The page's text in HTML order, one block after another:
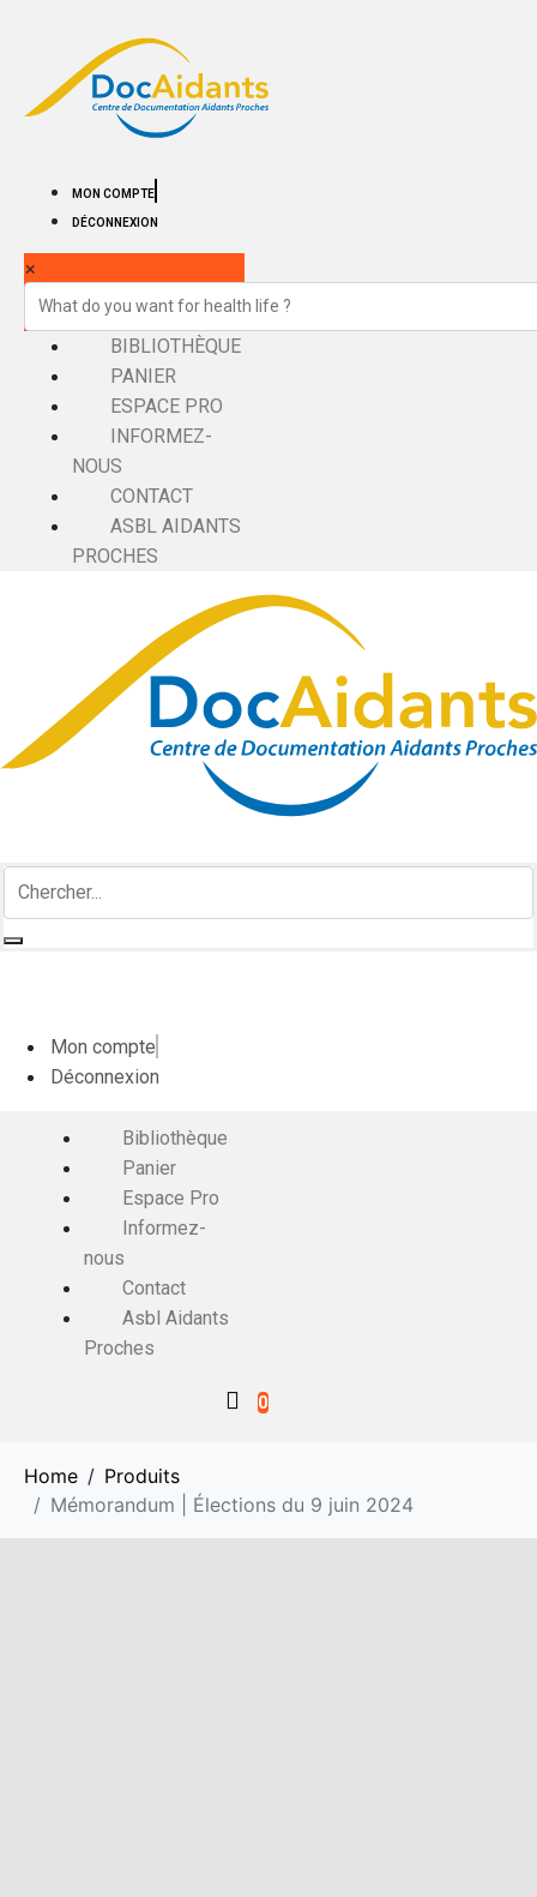
MON COMPTE
DÉCONNEXION
×
BIBLIOTHÈQUE
PANIER
ESPACE PRO
INFORMEZ-
NOUS
CONTACT
ASBL AIDANTS
PROCHES
Mon compte
Déconnexion
Bibliothèque
Panier
Espace Pro
Informez-
nous
Contact
Asbl Aidants
Proches
0
Home
Produits
Mémorandum | Élections du 9 juin 2024